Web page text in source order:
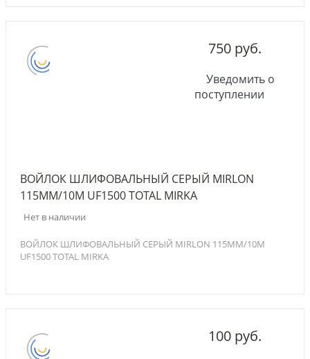
750 руб.
Уведомить о
поступлении
ВОЙЛОК ШЛИФОВАЛЬНЫЙ СЕРЫЙ MIRLON
115ММ/10М UF1500 TOTAL MIRKA
Нет в наличии
ВОЙЛОК ШЛИФОВАЛЬНЫЙ СЕРЫЙ MIRLON 115ММ/10М
UF1500 TOTAL MIRKA
100 руб.